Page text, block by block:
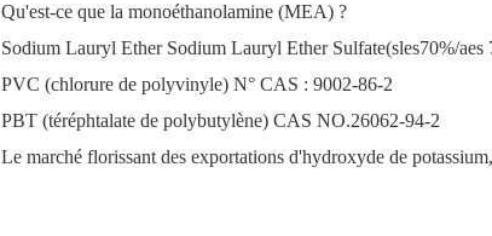
Qu'est-ce que la monoéthanolamine (MEA) ?
PVC (chlorure de polyvinyle) N° CAS : 9002-86-2
PBT (téréphtalate de polybutylène) CAS NO.26062-94-2